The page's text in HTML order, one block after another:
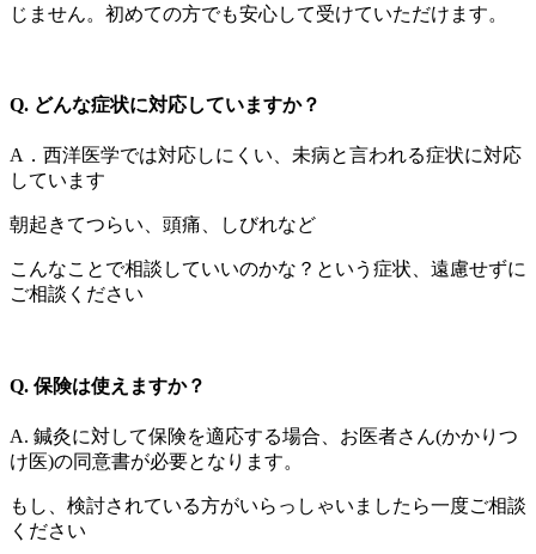
じません。初めての方でも安心して受けていただけます。
Q. どんな症状に対応していますか？
A．西洋医学では対応しにくい、未病と言われる症状に対応
しています
朝起きてつらい、頭痛、しびれなど
こんなことで相談していいのかな？という症状、遠慮せずに
ご相談ください
Q. 保険は使えますか？
A. 鍼灸に対して保険を適応する場合、お医者さん(かかりつ
け医)の同意書が必要となります。
もし、検討されている方がいらっしゃいましたら一度ご相談
ください